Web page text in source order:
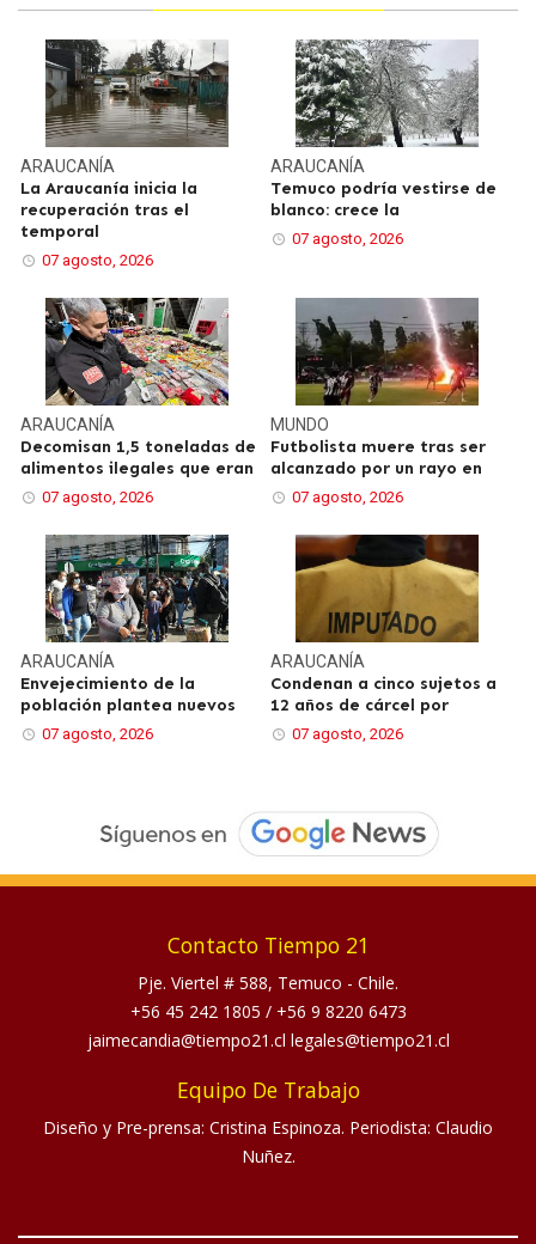
ARAUCANÍA
La Araucanía inicia la
recuperación tras el
temporal
07 agosto, 2026
ARAUCANÍA
Temuco podría vestirse de
blanco: crece la
07 agosto, 2026
ARAUCANÍA
Decomisan 1,5 toneladas de
alimentos ilegales que eran
07 agosto, 2026
MUNDO
Futbolista muere tras ser
alcanzado por un rayo en
07 agosto, 2026
ARAUCANÍA
Envejecimiento de la
población plantea nuevos
07 agosto, 2026
ARAUCANÍA
Condenan a cinco sujetos a
12 años de cárcel por
07 agosto, 2026
Contacto Tiempo 21
Pje. Viertel # 588, Temuco - Chile.
+56 45 242 1805 / +56 9 8220 6473
jaimecandia@tiempo21.cl legales@tiempo21.cl
Equipo De Trabajo
Diseño y Pre-prensa: Cristina Espinoza. Periodista: Claudio
Nuñez.